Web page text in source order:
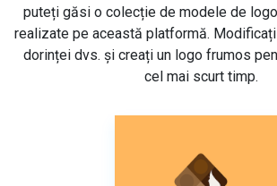
puteți găsi o colecție de modele de
realizate pe această platformă.
dorinței dvs. și creați un logo frumos
cel mai scurt timp.